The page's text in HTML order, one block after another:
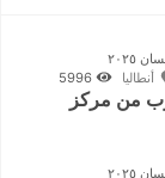
أنطاليا
من مركز